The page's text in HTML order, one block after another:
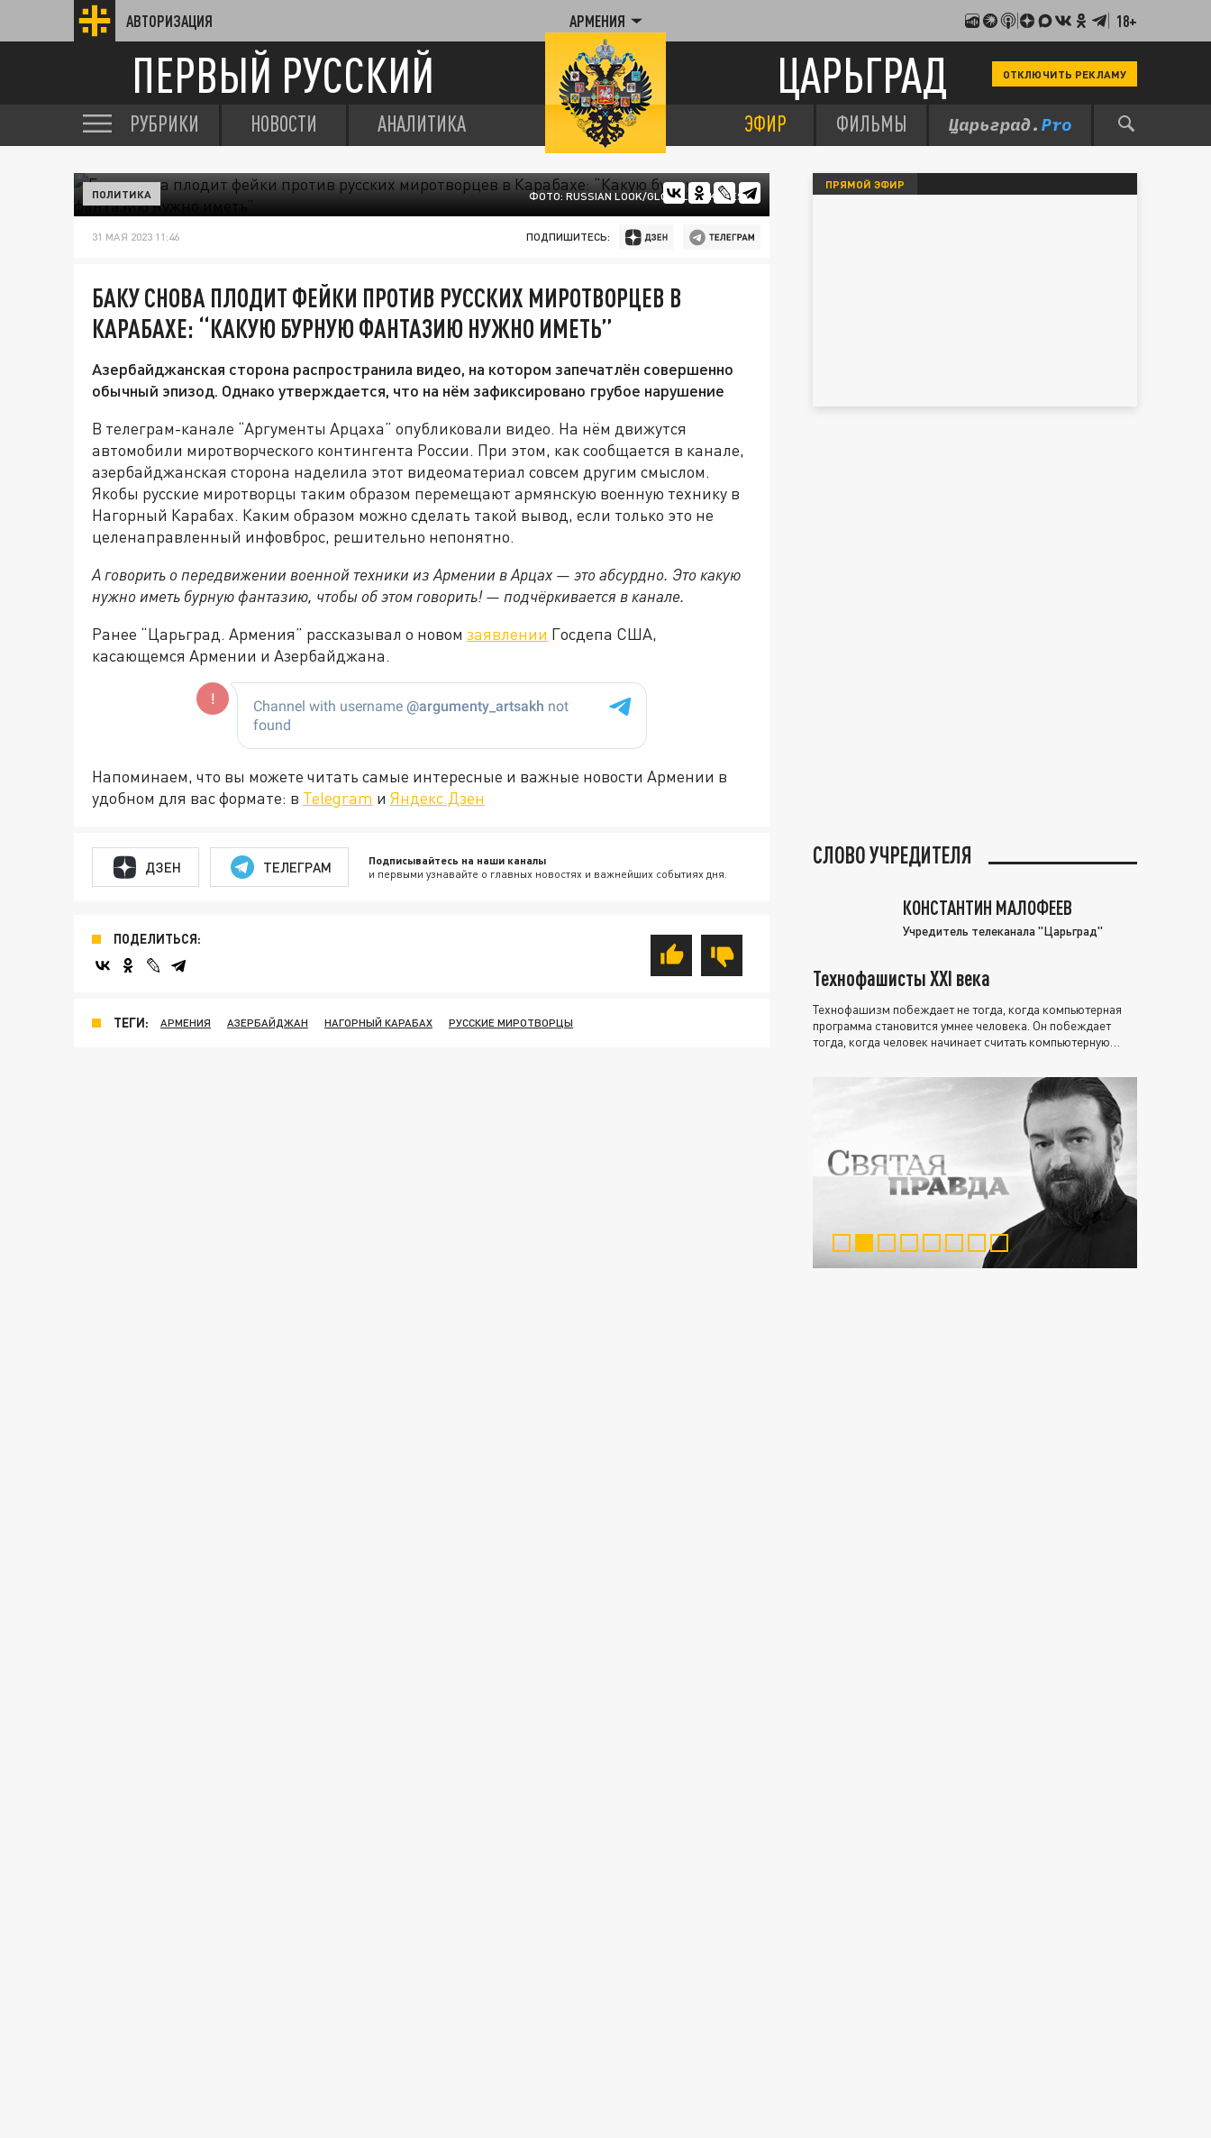
АВТОРИЗАЦИЯ АРМЕНИЯ 18+
ПЕРВЫЙ РУССКИЙ ЦАРЬГРАД ОТКЛЮЧИТЬ РЕКЛАМУ
РУБРИКИ НОВОСТИ АНАЛИТИКА ЭФИР ФИЛЬМЫ
ФОТО: RUSSIAN LOOK/GLOBALLOOKPRESS
ПОЛИТИКА
31 МАЯ 2023 11:46 ПОДПИШИТЕСЬ:
БАКУ СНОВА ПЛОДИТ ФЕЙКИ ПРОТИВ РУССКИХ МИРОТВОРЦЕВ В
КАРАБАХЕ: “КАКУЮ БУРНУЮ ФАНТАЗИЮ НУЖНО ИМЕТЬ”
Азербайджанская сторона распространила видео, на котором запечатлён совершенно
обычный эпизод. Однако утверждается, что на нём зафиксировано грубое нарушение
В телеграм-канале “Аргументы Арцаха” опубликовали видео. На нём движутся
автомобили миротворческого контингента России. При этом, как сообщается в канале,
азербайджанская сторона наделила этот видеоматериал совсем другим смыслом.
Якобы русские миротворцы таким образом перемещают армянскую военную технику в
Нагорный Карабах. Каким образом можно сделать такой вывод, если только это не
целенаправленный инфовброс, решительно непонятно.
А говорить о передвижении военной техники из Армении в Арцах — это абсурдно. Это какую
нужно иметь бурную фантазию, чтобы об этом говорить! — подчёркивается в канале.
Ранее “Царьград. Армения” рассказывал о новом заявлении Госдепа США,
касающемся Армении и Азербайджана.
Напоминаем, что вы можете читать самые интересные и важные новости Армении в
удобном для вас формате: в Telegram и Яндекс.Дзен
ДЗЕН ТЕЛЕГРАМ Подписывайтесь на наши каналы
и первыми узнавайте о главных новостях и важнейших событиях дня.
ПОДЕЛИТЬСЯ:
ТЕГИ: АРМЕНИЯ АЗЕРБАЙДЖАН НАГОРНЫЙ КАРАБАХ РУССКИЕ МИРОТВОРЦЫ
ПРЯМОЙ ЭФИР
СЛОВО УЧРЕДИТЕЛЯ
КОНСТАНТИН МАЛОФЕЕВ
Учредитель телеканала "Царьград"
Технофашисты XXI века
Технофашизм побеждает не тогда, когда компьютерная
программа становится умнее человека. Он побеждает
тогда, когда человек начинает считать компьютерную